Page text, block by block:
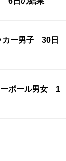
カー男子 30日
ーボール男女 1